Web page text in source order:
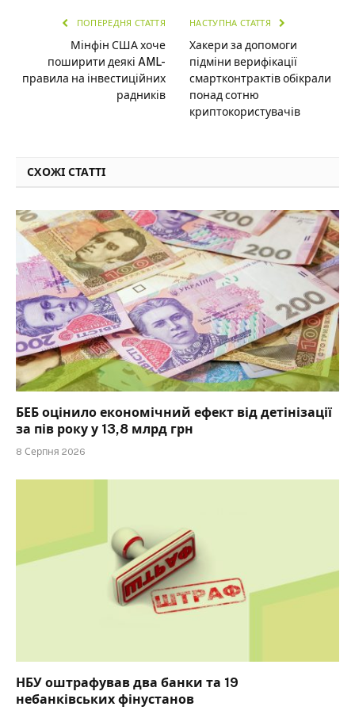
ПОПЕРЕДНЯ СТАТТЯ
Мінфін США хоче
поширити деякі AML-
правила на інвестиційних
радників
НАСТУПНА СТАТТЯ
Хакери за допомоги
підміни верифікації
смартконтрактів обікрали
понад сотню
криптокористувачів
СХОЖІ СТАТТІ
БЕБ оцінило економічний ефект від детінізації
за пів року у 13,8 млрд грн
8 Серпня 2026
НБУ оштрафував два банки та 19
небанківських фінустанов